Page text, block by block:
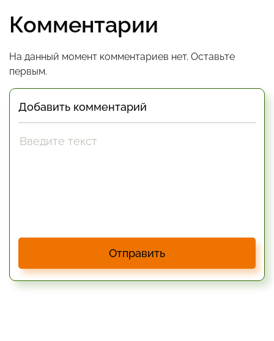
Комментарии
На данный момент комментариев нет. Оставьте
первым.
Добавить комментарий
Отправить